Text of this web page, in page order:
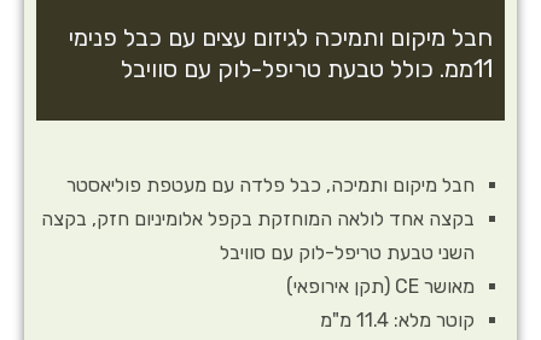
חבל מיקום ותמיכה לגיזום עצים עם כבל פנימי
11ממ. כולל טבעת טריפל-לוק עם סוויבל
חבל מיקום ותמיכה, כבל פלדה עם מעטפת פוליאסטר
בקצה אחד לולאה המוחזקת בקפל אלומיניום חזק, בקצה
השני טבעת טריפל-לוק עם סוויבל
מאושר CE (תקן אירופאי)
קוטר מלא: 11.4 מ"מ